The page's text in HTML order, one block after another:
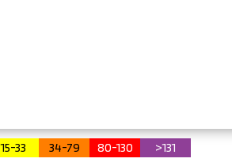
15-33 34-79 80-130 >131